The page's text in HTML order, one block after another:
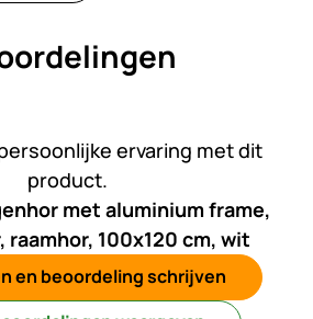
ervaring met dit
product.
met aluminium frame,
100x120 cm, wit
en beoordeling schrijven